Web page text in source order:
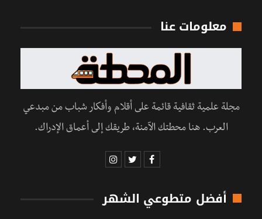
معلومات عنا
مجلة علمية ثقافية قائمة على أقلام وأفكار شباب من مبدعي
العرب. هنا محطتك الآمنة، طريقك إلى أعماق الإدراك.
أفضل متطوعي الشهر